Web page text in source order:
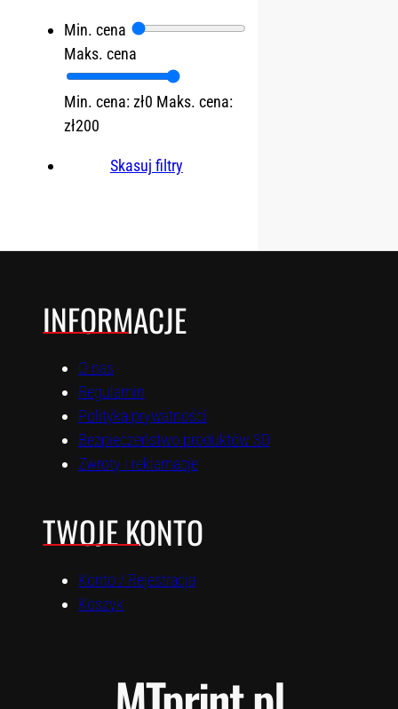
Min. cena
Maks. cena
Min. cena: zł0 Maks. cena:
zł200
Skasuj filtry
INFORMACJE
O nas
Regulamin
Polityka prywatności
Bezpieczeństwo produktów 3D
Zwroty i reklamacje
TWOJE KONTO
Konto / Rejestracja
Koszyk